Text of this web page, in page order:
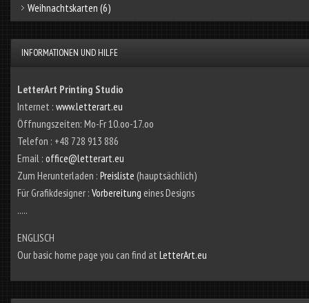
Weihnachtskarten (6)
INFORMATIONEN UND HILFE
LetterArt Printing Studio
Internet : www.letterart.eu
Öffnungszeiten: Mo-Fr 10.oo-17.oo
Telefon : +48 728 913 886
Email : office@letterart.eu
Zum Herunterladen : Preisliste (hauptsächlich)
Für Grafikdesigner : Vorbereitung eines Designs
.....
ENGLISCH
Our basic home page you can find at LetterArt.eu